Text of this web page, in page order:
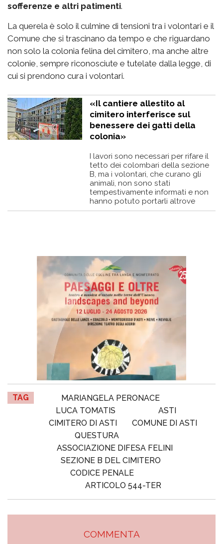
sofferenze e altri patimenti.
La querela è solo il culmine di tensioni tra i volontari e il
Comune che si trascinano da tempo e che riguardano
non solo la colonia felina del cimitero, ma anche altre
colonie, sempre riconosciute e tutelate dalla legge, di
cui si prendono cura i volontari.
«Il cantiere allestito al
cimitero interferisce sul
benessere dei gatti della
colonia»
I lavori sono necessari per rifare il
tetto dei colombari della sezione
B, ma i volontari, che curano gli
animali, non sono stati
tempestivamente informati e non
hanno potuto portarli altrove
TAG
MARIANGELA PERONACE
LUCA TOMATIS
ASTI
CIMITERO DI ASTI
COMUNE DI ASTI
QUESTURA
ASSOCIAZIONE DIFESA FELINI
SEZIONE B DEL CIMITERO
CODICE PENALE
ARTICOLO 544-TER
COMMENTA